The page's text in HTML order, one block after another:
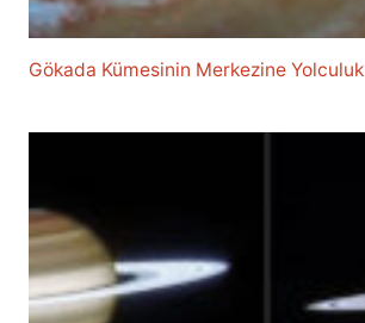
Gökada Kümesinin Merkezine Yolculuk